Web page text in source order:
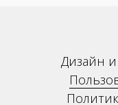
Дизайн и